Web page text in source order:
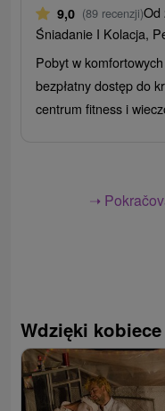
9,0 (89 recenzji)Od
Śniadanie I Kolacja,
Pobyt w
bezpłatny dostęp do
centrum fitness i
➝
Wdzięki